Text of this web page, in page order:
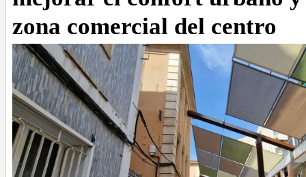
zona comercial del centro